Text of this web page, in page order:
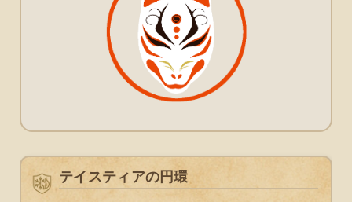
テイスティアの円環